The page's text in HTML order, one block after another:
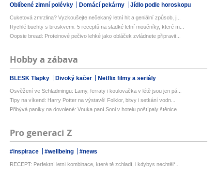
Oblíbené zimní polévky Domácí pekárny Jídlo podle horoskopu
Cuketová zmrzlina? Vyzkoušejte nečekaný letní hit a geniální způsob, j...
Rychlé buchty s broskvemi: 5 receptů na sladké letní moučníky, které m...
Oopsie bread: Proteinové pečivo lehké jako obláček zvládnete připravit...
Hobby a zábava
BLESK Tlapky Divoký kačer Netflix filmy a seriály
Osvěžení ve Schladmingu: Lamy, ferraty i koulovačka v létě jsou jen pá...
Tipy na víkend: Harry Potter na výstavě! Folklor, bitvy i setkání vodn...
Přibývá paniky na dovolené: Vnuka paní Soni v hotelu poštípaly štěnice...
Pro generaci Z
#inspirace #wellbeing #news
RECEPT: Perfektní letní kombinace, které tě zchladí, i kdybys nechtěl*...